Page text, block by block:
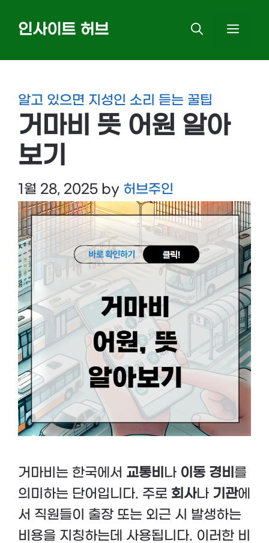
인사이트 허브
알고 있으면 지성인 소리 듣는 꿀팁
거마비 뜻 어원 알아
보기
1월 28, 2025 by 허브주인
거마비는 한국에서 교통비 나 이동 경비 를
의미하는 단어입니다. 주로 회사나 기관에
서 직원들이 출장 또는 외근 시 발생하는
비용을 지칭하는데 사용됩니다. 이러한 비